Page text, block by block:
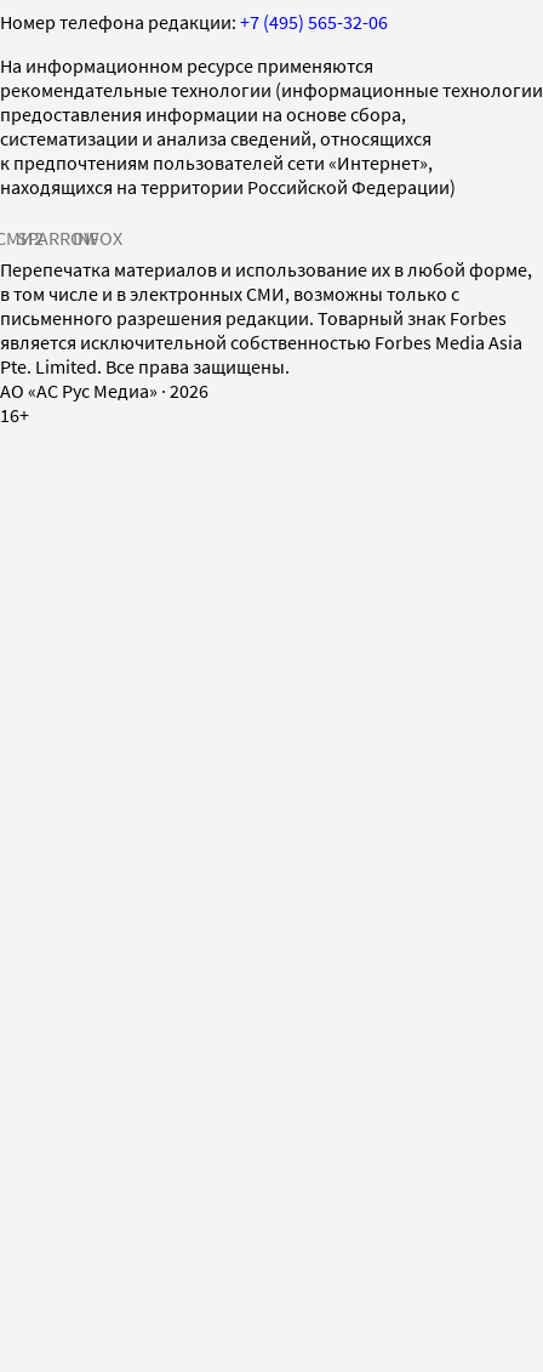
Номер телефона редакции: +7 (495) 565-32-06
На информационном ресурсе применяются
рекомендательные технологии (информационные технологии
предоставления информации на основе сбора,
систематизации и анализа сведений, относящихся
к предпочтениям пользователей сети «Интернет»,
находящихся на территории Российской Федерации)
SPARROWINFOX
Перепечатка материалов и использование их в любой форме,
в том числе и в электронных СМИ, возможны только с
письменного разрешения редакции. Товарный знак Forbes
является исключительной собственностью Forbes Media Asia
Pte. Limited. Все права защищены.
AO «АС Рус Медиа» · 2026
16+